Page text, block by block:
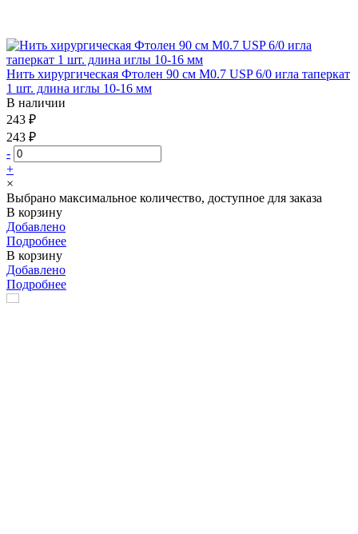
Нить хирургическая Фтолен 90 см М0.7 USP 6/0 игла таперкат
1 шт. длина иглы 10-16 мм
В наличии
243 ₽
243 ₽
-
+
×
Выбрано максимальное количество, доступное для заказа
В корзину
Добавлено
Подробнее
В корзину
Добавлено
Подробнее